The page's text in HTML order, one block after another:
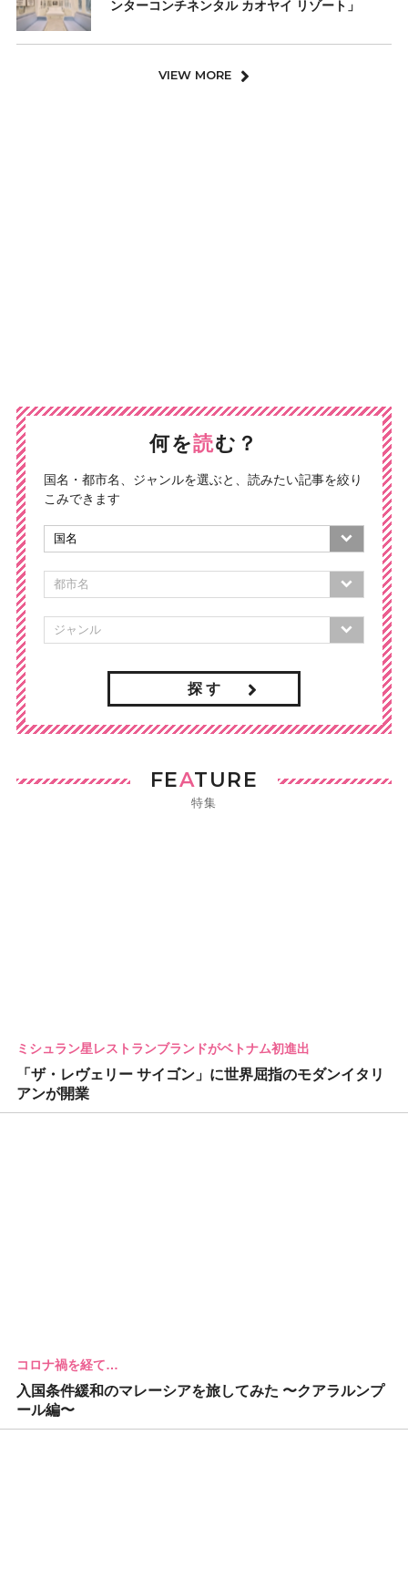
ンターコンチネンタル カオヤイ リゾート」
VIEW MORE
何を読む？
国名・都市名、ジャンルを選ぶと、読みたい記事を絞り
こみできます
探 す
FEATURE
特集
ミシュラン星レストランブランドがベトナム初進出
「ザ・レヴェリー サイゴン」に世界屈指のモダンイタリ
アンが開業
コロナ禍を経て…
入国条件緩和のマレーシアを旅してみた 〜クアラルンプ
ール編〜